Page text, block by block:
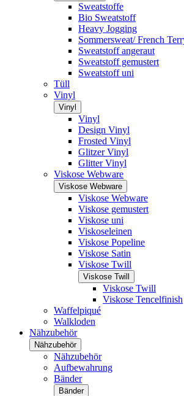
Sweatstoffe
Bio Sweatstoff
Heavy Jogging
Sommersweat/ French
Sweatstoff angeraut
Sweatstoff gemustert
Sweatstoff uni
Tüll
Vinyl
Vinyl
Vinyl
Design Vinyl
Frosted Vinyl
Glitzer Vinyl
Glitter Vinyl
Viskose Webware
Viskose Webware
Viskose Webware
Viskose gemustert
Viskose uni
Viskoseleinen
Viskose Popeline
Viskose Satin
Viskose Twill
Viskose Twill
Viskose Twill
Viskose Tencelfinish
Waffelpiqué
Walkloden
Nähzubehör
Nähzubehör
Nähzubehör
Aufbewahrung
Bänder
Bänder